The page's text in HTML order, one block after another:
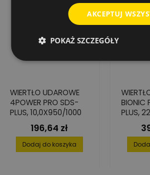
WIERTŁO UDAROWE
4POWER PRO SDS-
PLUS, 10,0X950/1000
Cena
196,64 zł
Dodaj do koszyka
BIONIC
PLUS,
AKCEPTUJ
POKAŻ SZCZEGÓŁY